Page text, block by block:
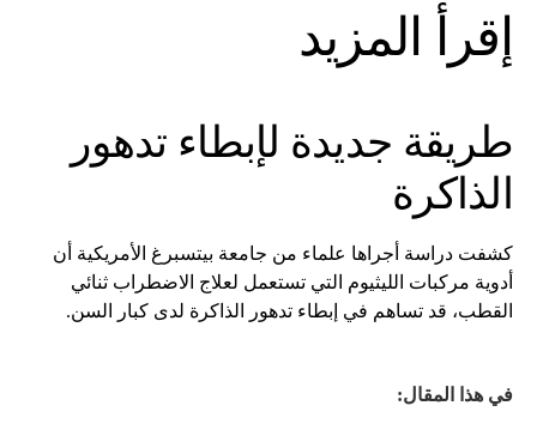
إقرأ المزيد
طريقة جديدة لإبطاء تدهور
الذاكرة
كشفت دراسة أجراها علماء من جامعة بيتسبرغ الأمريكية أن
أدوية مركبات الليثيوم التي تستعمل لعلاج الاضطراب ثنائي
القطب، قد تساهم في إبطاء تدهور الذاكرة لدى كبار السن.
في هذا المقال: